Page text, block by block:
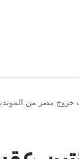
خروج مصر من